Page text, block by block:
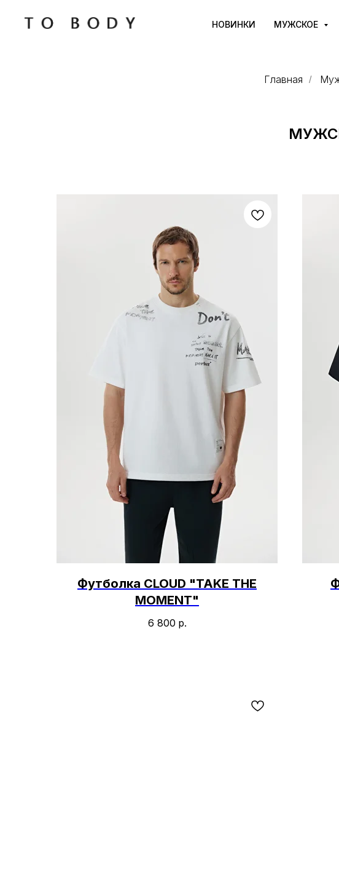
НОВИНКИ МУЖСКОЕ
Главная /
Футболка CLOUD "TAKE THE
MOMENT"
6 800 р.